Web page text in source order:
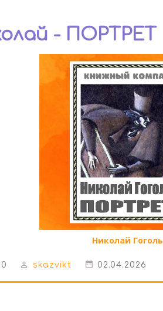
- ПОРТРЕТ
Николай Гоголь
0 skazvikt 02.04.2026